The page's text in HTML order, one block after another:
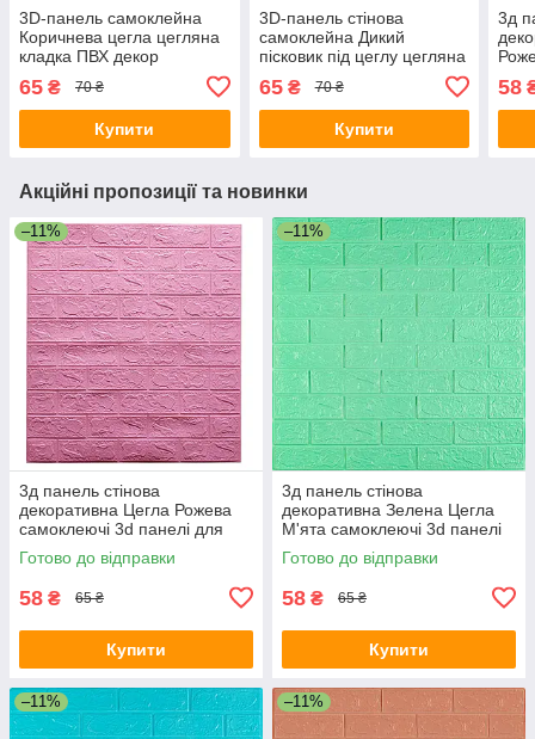
3D-панель самоклейна
Коричнева цегла цегляна
кладка ПВХ декор
м’яка плитка SW-
00001910
65 ₴ 70 ₴
Купити
3D-панель стінова
самоклейна Дикий
пісковик під цеглу цегляна
700х770х2мм SW-
00001913
65₴ 70 ₴
Купити
3д
58
Акційні пропозиції та новинки
–11%
3д панель стінова
декоративна Цегла Рожева
самоклеючі 3d панелі для
стін декор 700x770x3 мм (4-
3) SW-00000231
Готово до відправки
58 ₴ 65 ₴
Купити
–11%
3д панель стінова
декоративна Зелена Цегла
М'ята самоклеючі 3d панелі
для стін 700x770x3мм (12-3)
SW-00000233
Готово до відправки
58 ₴ 65 ₴
Купити
–11% –11%